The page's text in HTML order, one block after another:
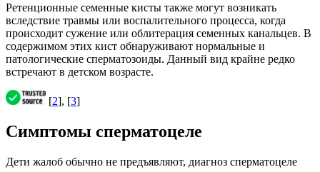
Ретенционные семенные кисты также могут возникать
вследствие травмы или воспалительного процесса, когда
происходит сужение или облитерация семенных канальцев. В
содержимом этих кист обнаруживают нормальные и
патологические сперматозоиды. Данный вид крайне редко
встречают в детском возрасте.
[2], [3]
Симптомы сперматоцеле
Дети жалоб обычно не предъявляют, диагноз сперматоцеле